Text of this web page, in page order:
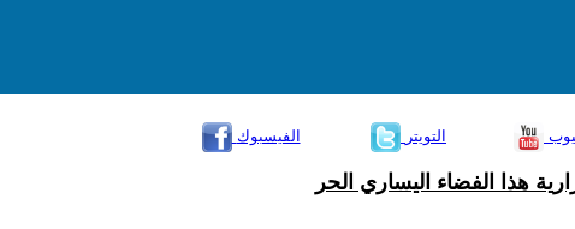
الفيسبوك
التويتر
هذا الفضاء اليساري الحر